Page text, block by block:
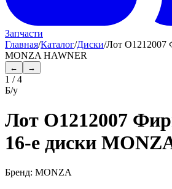
Запчасти
Главная/Каталог/Диски/Лот O1212007
MONZA HAWNER
← →
1 /4
Б/у
Лот O1212007
16-е диски
Бренд: MONZA